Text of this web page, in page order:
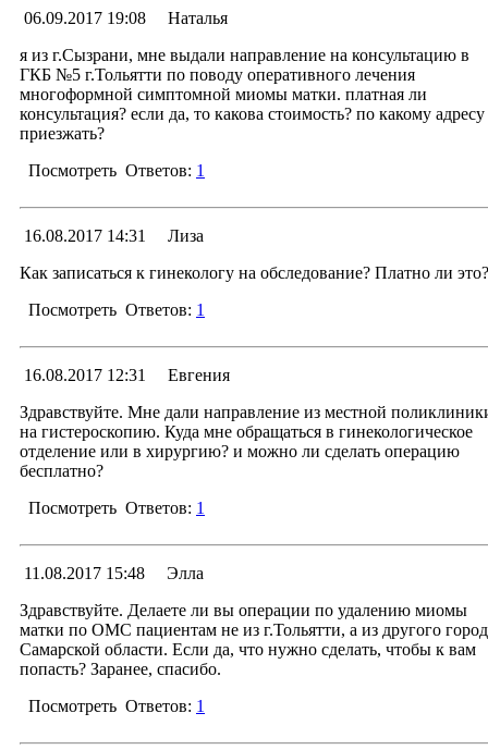
Алексей Иванович
Ответ
10.10.2017 12:30 Менеджер раздела
Уважаемая Евгения! Для записи на
необходимо обратиться в 21 кабинет (платных
по телефонам: 79-00-03 / 79-00-04, где Вам
часы приёма врача.
06.09.2017 19:08
Наталья
я из г.Сызрани, мне выдали направление на консультацию в
ГКБ №5 г.Тольятти по поводу оперативного лечения
многоформной симптомной миомы матки. платная ли
консультация? если да, то какова стоимость? по какому адресу
приезжать?
Посмотреть Ответов: 1
Ответ
11.09.2017 18:53
Менеджер раздела
Уважаемая Наталья!
поликлиники проводятся бесплатно, за счёт
ОМС. Без направления консультации
Обращаться надо в гинекологическое отделение № 4,
р Здоровья, 25, Городская клиническая больница № 5
г.Тольятти, хирургический корпус, 6 этаж, кабинет
среды, субботы, воскресенья.
16.08.2017 14:31
Лиза
Как записаться к гинекологу на обследование? Платно ли это?
Посмотреть Ответов: 1
Ответ
17.08.2017 18:22
Менеджер раздела
Уважаемая Лиза! Для получения
гинеколога необходима запись по телефону: 79-00-
79-00-04 / 79-00-05 - кабинет платных услуг.
16.08.2017 12:31
Евгения
Здравствуйте. Мне дали направление из местной
на гистероскопию. Куда мне обращаться в гинекологическое
отделение или в хирургию? и можно ли сделать операцию
бесплатно?
Посмотреть Ответов: 1
Ответ
17.08.2017 18:28 Менеджер раздела
Уважаемая Евгения! Гистероскопия проводится на
день менструального цикла. Операция проводится
голодный желудок. Требуется
обследование до операции. На платную
запись через 21 кабинет. Консультация по
проводится по направлению от участкового
11.08.2017 15:48
Элла
Здравствуйте. Делаете ли вы операции по удалению миомы
матки по ОМС пациентам не из г.Тольятти, а из другого
Самарской области. Если да, что нужно сделать, чтобы к вам
попасть? Заранее, спасибо.
Посмотреть Ответов: 1